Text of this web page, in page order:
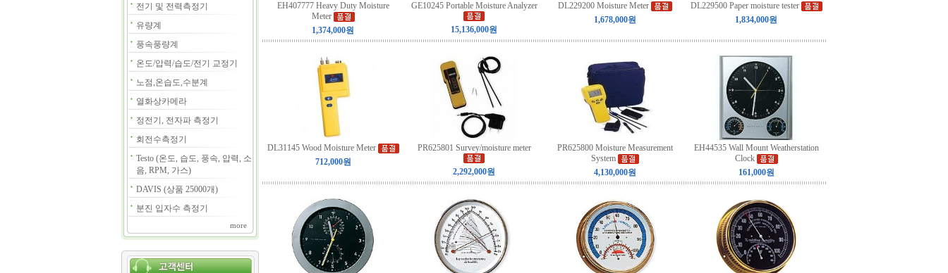
전기 및 전력측정기
유량계
풍속풍량계
온도/압력/습도/전기 교정기
노점,온습도,수분계
열화상카메라
정전기, 전자파 측정기
회전수측정기
Testo (온도, 습도, 풍속, 압력, 소
음, RPM, 가스)
DAVIS (상품 25000개)
분진 입자수 측정기
more
EH407777 Heavy Duty Moisture
Meter
1,374,000원
GE10245 Portable Moisture Analyzer
15,136,000원
DL229200 Moisture Meter
1,678,000원
DL229500 Paper moisture tester
1,834,000원
DL31145 Wood Moisture Meter
712,000원
PR625801 Survey/moisture meter
2,292,000원
PR625800 Moisture Measurement
System
4,130,000원
EH44535 Wall Mount Weatherstation
Clock
161,000원